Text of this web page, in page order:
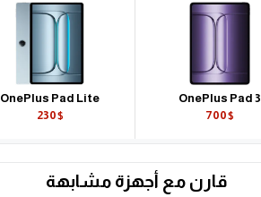
OnePlus Pad 3
700$
OnePlus Pad Lite
230$
قارن مع أجهزة مشابهة